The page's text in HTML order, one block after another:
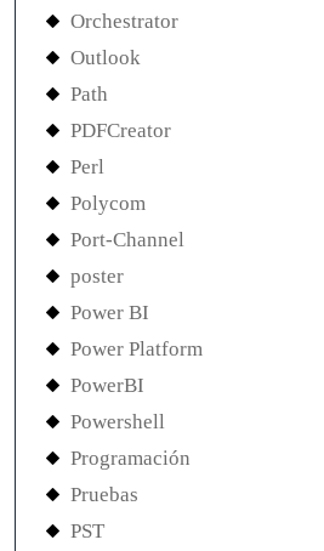
Orchestrator
Outlook
Path
PDFCreator
Perl
Polycom
Port-Channel
poster
Power BI
Power Platform
PowerBI
Powershell
Programación
Pruebas
PST